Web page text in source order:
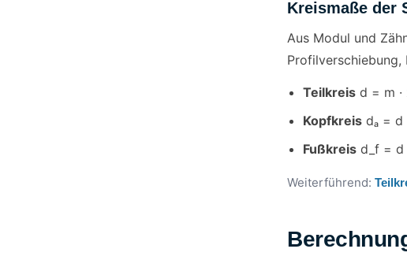
Kreismaße der
Aus Modul und
Profilverschiebung,
Teilkreis d = m
Kopfkreis dₐ = d
Fußkreis d_f = d
Weiterführend: